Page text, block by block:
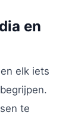
en
elk iets
te